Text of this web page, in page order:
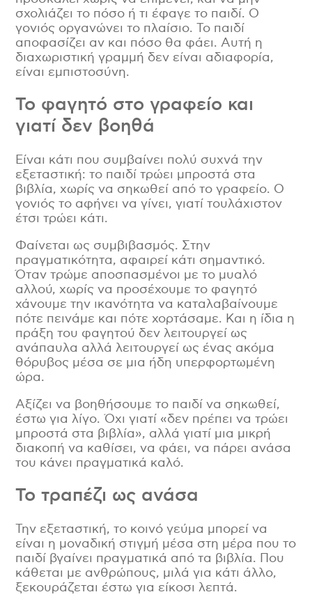
σχολιάζει το πόσο ή τι έφαγε το παιδί. Ο
γονιός οργανώνει το πλαίσιο. Το παιδί
αποφασίζει αν και πόσο θα φάει. Αυτή η
διαχωριστική γραμμή δεν είναι αδιαφορία,
είναι εμπιστοσύνη.
Το φαγητό στο γραφείο και
γιατί δεν βοηθά
Είναι κάτι που συμβαίνει πολύ συχνά την
εξεταστική: το παιδί τρώει μπροστά στα
βιβλία, χωρίς να σηκωθεί από το γραφείο. Ο
γονιός το αφήνει να γίνει, γιατί τουλάχιστον
έτσι τρώει κάτι.
Φαίνεται ως συμβιβασμός. Στην
πραγματικότητα, αφαιρεί κάτι σημαντικό.
Όταν τρώμε αποσπασμένοι με το μυαλό
αλλού, χωρίς να προσέχουμε το φαγητό
χάνουμε την ικανότητα να καταλαβαίνουμε
πότε πεινάμε και πότε χορτάσαμε. Και η ίδια η
πράξη του φαγητού δεν λειτουργεί ως
ανάπαυλα αλλά λειτουργεί ως ένας ακόμα
θόρυβος μέσα σε μια ήδη υπερφορτωμένη
ώρα.
Αξίζει να βοηθήσουμε το παιδί να σηκωθεί,
έστω για λίγο. Όχι γιατί «δεν πρέπει να τρώει
μπροστά στα βιβλία», αλλά γιατί μια μικρή
διακοπή να καθίσει, να φάει, να πάρει ανάσα
του κάνει πραγματικά καλό.
Το τραπέζι ως ανάσα
Την εξεταστική, το κοινό γεύμα μπορεί να
είναι η μοναδική στιγμή μέσα στη μέρα που το
παιδί βγαίνει πραγματικά από τα βιβλία. Που
κάθεται με ανθρώπους, μιλά για κάτι άλλο,
ξεκουράζεται έστω για είκοσι λεπτά.